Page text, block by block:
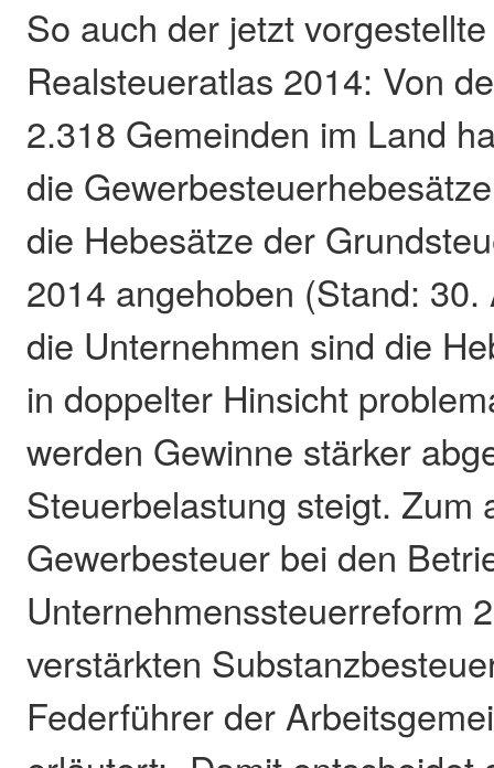
So auch der jetzt
Realsteueratlas 2014: Von
2.318 Gemeinden im Land
die
die Hebesätze der
2014 angehoben (Stand:
die Unternehmen sind die
in doppelter Hinsicht
werden Gewinne stärker
Steuerbelastung steigt. Zum
Gewerbesteuer bei den
Unternehmenssteuerreform
verstärkten
Federführer der